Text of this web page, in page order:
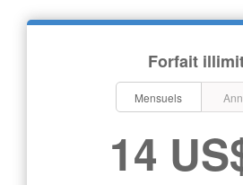
Forfait
Mensuels
14